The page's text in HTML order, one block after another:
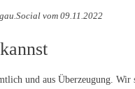
vom 09.11.2022
und aus Überzeugung.